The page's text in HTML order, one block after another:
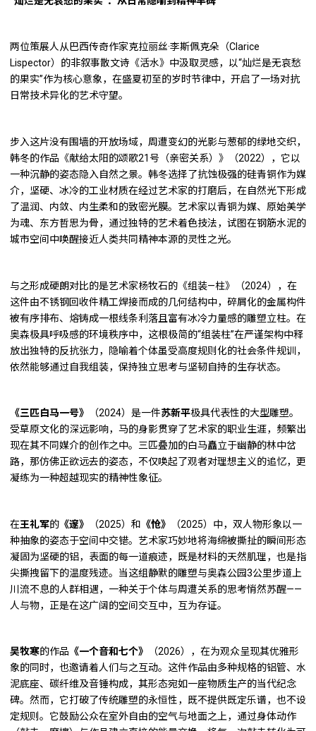
两位策展人从巴西传奇作家克拉丽丝·李斯佩克朵（Clarice
Lispector）的非叙事散文诗《活水》中汲取灵感，以“灿烂是无哀愁
的果实”作为核心意象，在盛夏初至的岁时节律中，开启了一场对抗
日常技术异化的艺术守望。
步入这片没有围墙的开放场域，周遭变幻的光影与葱郁的绿地交织，
韩冬的作品《献给太阳的颂歌21号（亲密关系）》（2022），它以
一种沉静的姿态隐入自然之景。韩冬选择了抗蚀极强的硅青铜作为媒
介，坚硬、冰冷的工业材质在经过艺术家的打磨后，在自然光下形成
了温润、内敛、内生柔和的致密光膜。艺术家以青铜为媒、原始美学
为魂、东方哲思为骨，通过独特的艺术着色技法，试图在钢筋水泥的
城市空间中唤醒接近人类共同精神本源的灵性之光。
与之形成硬朗对比的是艺术家杨牧石的《组装—柱》（2024），在
这件由不锈钢回收件精工焊接而成的几何结构中，碎屑化的金属构件
被有序排布、熔铸成一根线条利落且富有冰冷力量感的雕塑立柱。在
奥森极具呼吸感的环境秩序中，这根极简的“组装柱”在严谨架构中释
放出独特的反抗张力，隐喻着个体虽受高度规则化的社会条件规训，
依然能够通过自我组装，保持独立思考与坚韧自持的生存状态。
《三匹白马一号》 （2024）是一件苏新平极具代表性的大型雕塑。
受草原文化的深远影响，马的身影贯穿了艺术家的职业生涯，频繁出
现在其不同媒介的创作之中。三匹叠加的白马矗立于幽静的林中岔
路，那仿佛正欲远去的姿态，不仅唤起了观者对理想主义的追忆，更
凝练为一种超越现实的精神性象征。
在王礼军的 《邃》 （2025）和 《怆》
（2025）中，双人物形象以一
种抽象的姿态于空间中交错。艺术家巧妙地将海绵被撕扯的瞬间形态
凝固为坚硬的铝，表面的每一道痕迹，既是材料的天然肌理，也是指
尖撕拽留下的温度残迹。当这组静默的雕塑与奥森公园3公里步道上
川流不息的人群相遇，一种关于个体与周遭关系的思考悄然苏醒——
人与物，正是在这广阔的空间交互中，互为存证。
吴牧寒的作品 《一个音和七个》
（2026），在为观众呈现其优雅形
象的同时，也邀请着人们与之互动。这件作品由多种规格的铝管、水
泥底座、碳纤维及音锤构成，其形态宛如一座物质生产的当代纪念
碑。然而，它打破了传统雕塑的永恒性，既不提供既定乐谱，也不设
定规则。它鼓励公众在室外自由的空气与地面之上，通过身体动作